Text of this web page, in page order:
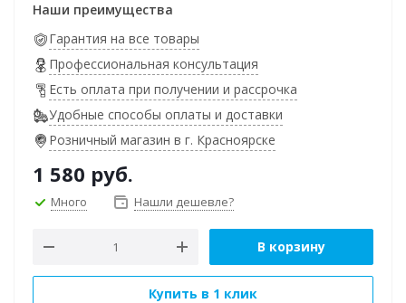
Наши преимущества
Гарантия на все товары
Профессиональная консультация
Есть оплата при получении и рассрочка
Удобные способы оплаты и доставки
Розничный магазин в г. Красноярске
1 580 руб.
Много Нашли дешевле?
В корзину
Купить в 1 клик